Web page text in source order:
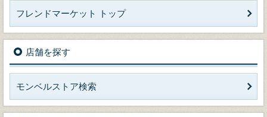
フレンドマーケット トップ
店舗を探す
モンベルストア検索